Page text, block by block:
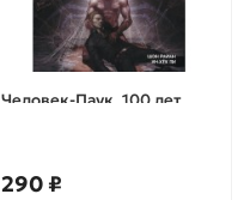
Человек-Паук. 100 лет
290 ₽